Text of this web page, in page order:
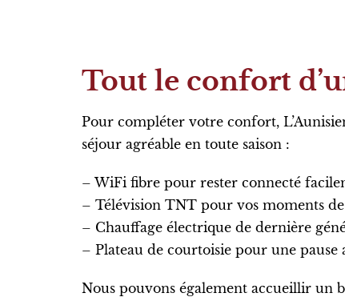
Tout le confort
Pour compléter votre confort,
séjour agréable en toute saison :
– WiFi fibre pour rester connecté
– Télévision TNT pour vos moments
– Chauffage électrique de dernière
– Plateau de courtoisie pour une
Nous pouvons également accueillir un